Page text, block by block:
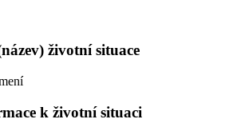
životní situace
k životní situaci